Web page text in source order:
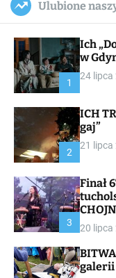
c
a
a
s
W
i
e
Ulubione
1
Ich
w
24 lipca
2
ICH
gaj”
21 lipca
3
Finał 67 DBT.
20 lipca
galerii